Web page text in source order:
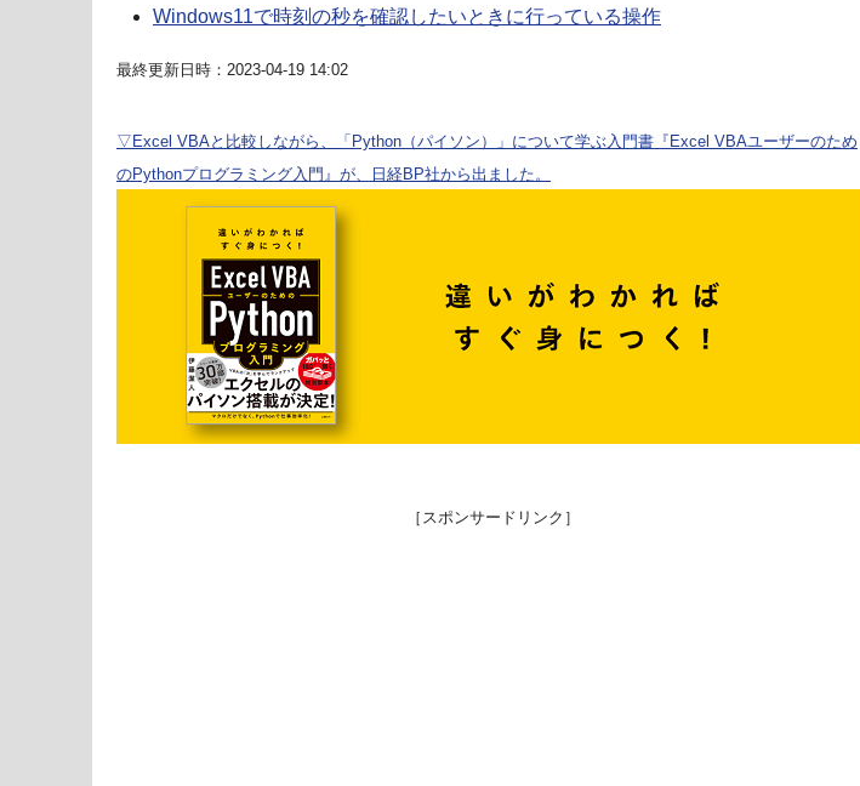
Windows11で時刻の秒を確認したいときに行っている操作
最終更新日時：2023-04-19 14:02
▽Excel VBAと比較しながら、「Python（パイソン）」について学ぶ入門書『Excel VBAユーザーのため
のPythonプログラミング入門』が、日経BP社から出ました。
［スポンサードリンク］